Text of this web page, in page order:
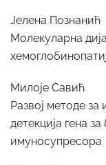
Јелена Познанић
Молекуларна
Милоје Савић
Развој методе
детекција гена
имуносупресора